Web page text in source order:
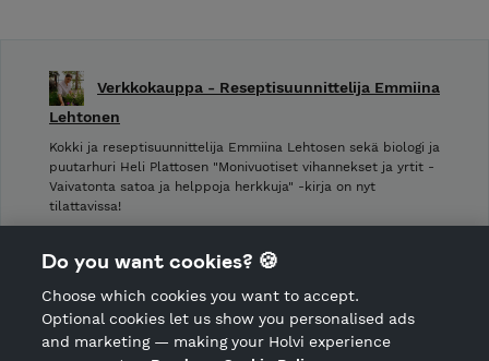
Verkkokauppa - Reseptisuunnittelija Emmiina
Lehtonen
Kokki ja reseptisuunnittelija Emmiina Lehtosen sekä biologi ja
puutarhuri Heli Plattosen "Monivuotiset vihannekset ja yrtit -
Vaivatonta satoa ja helppoja herkkuja" -kirja on nyt
tilattavissa!
Shop privacy policy
CANCEL ORDER
Do you want cookies? 🍪
Choose which cookies you want to accept.
Optional cookies let us show you personalised ads
and marketing — making your Holvi experience